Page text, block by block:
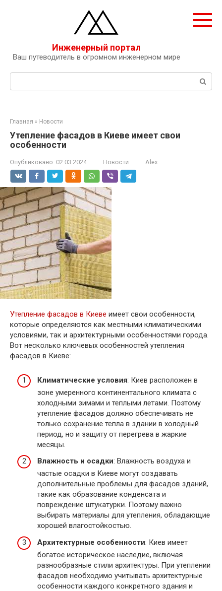
Инженерный портал
Ваш путеводитель в огромном инженерном мире
Поиск:
Главная » Новости
Утепление фасадов в Киеве имеет свои
особенности
Опубликовано: 02.03.2024 Новости Alex
Утепление фасадов в Киеве имеет свои особенности,
которые определяются как местными климатическими
условиями, так и архитектурными особенностями города.
Вот несколько ключевых особенностей утепления
фасадов в Киеве:
Климатические условия: Киев расположен в
зоне умеренного континентального климата с
холодными зимами и теплыми летами. Поэтому
утепление фасадов должно обеспечивать не
только сохранение тепла в здании в холодный
период, но и защиту от перегрева в жаркие
месяцы.
Влажность и осадки: Влажность воздуха и
частые осадки в Киеве могут создавать
дополнительные проблемы для фасадов зданий,
такие как образование конденсата и
повреждение штукатурки. Поэтому важно
выбирать материалы для утепления, обладающие
хорошей влагостойкостью.
Архитектурные особенности: Киев имеет
богатое историческое наследие, включая
разнообразные стили архитектуры. При утеплении
фасадов необходимо учитывать архитектурные
особенности каждого конкретного здания и